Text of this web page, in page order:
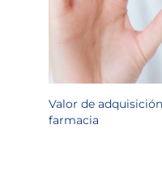
Valor de
farmacia